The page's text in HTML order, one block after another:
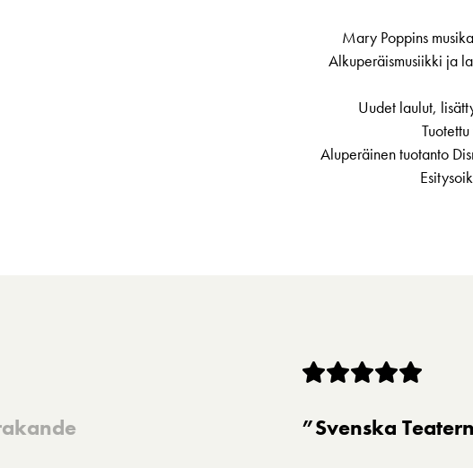
Mary Poppins
Alkuperäismusiikki ja
Uudet laulut,
Aluperäinen tuotanto
”Svenska